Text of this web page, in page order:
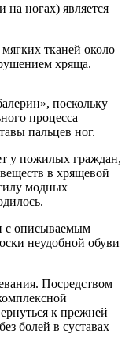
на ногах) является
тканей около
хряща.
поскольку
процесса
пальцев ног.
у пожилых граждан,
в хрящевой
модных
с описываемым
неудобной обуви
Посредством
к прежней
болей в суставах